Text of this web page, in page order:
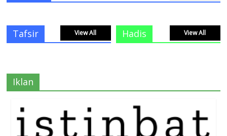
Tafsir View All Hadis View All
Iklan